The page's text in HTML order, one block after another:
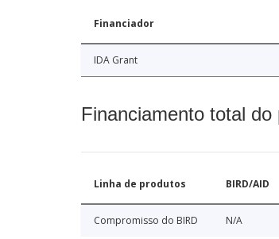
Financiador
IDA Grant
Financiamento total
Linha de produtos BIRD/AID
Compromisso do BIRD N/A